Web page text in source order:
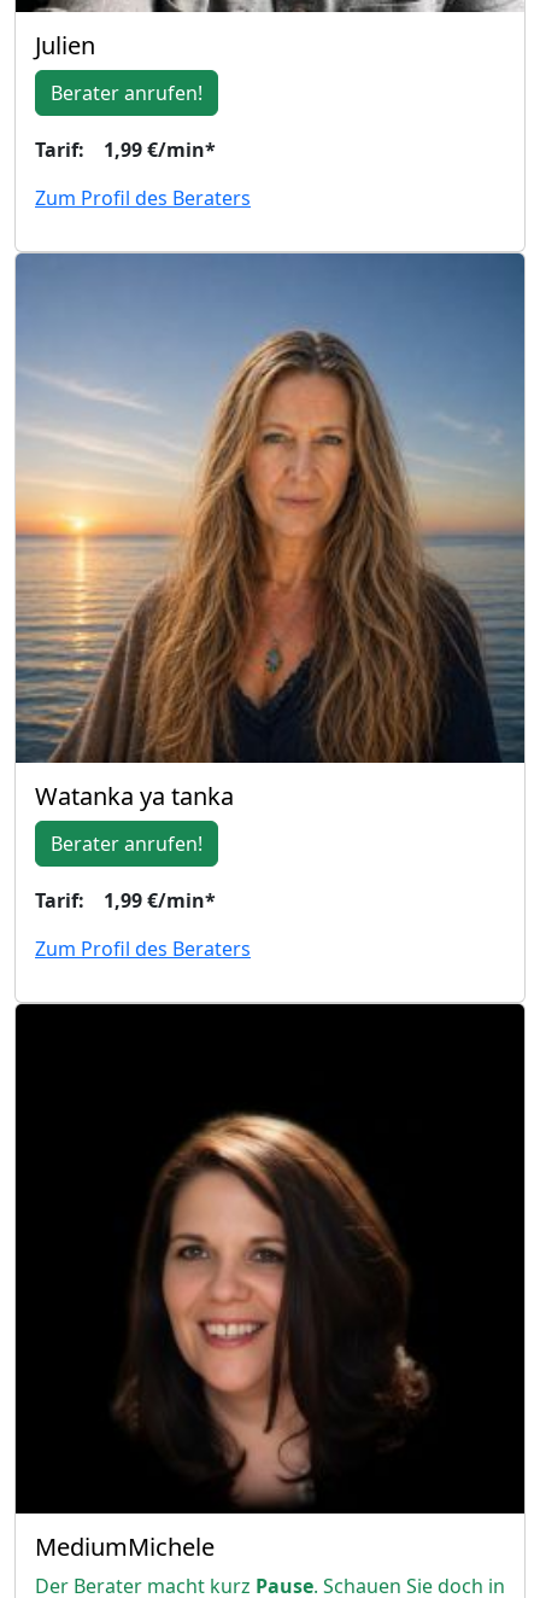
Julien
Berater anrufen!
Tarif: 1,99 €/min*
Zum Profil des Beraters
Watanka ya tanka
Berater anrufen!
Tarif: 1,99 €/min*
Zum Profil des Beraters
MediumMichele
Der Berater macht kurz Pause. Schauen Sie doch in